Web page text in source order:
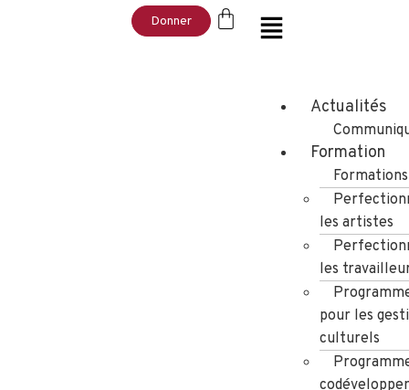
Donner
Actualités
Formation
les artistes
les
pour les
culturels